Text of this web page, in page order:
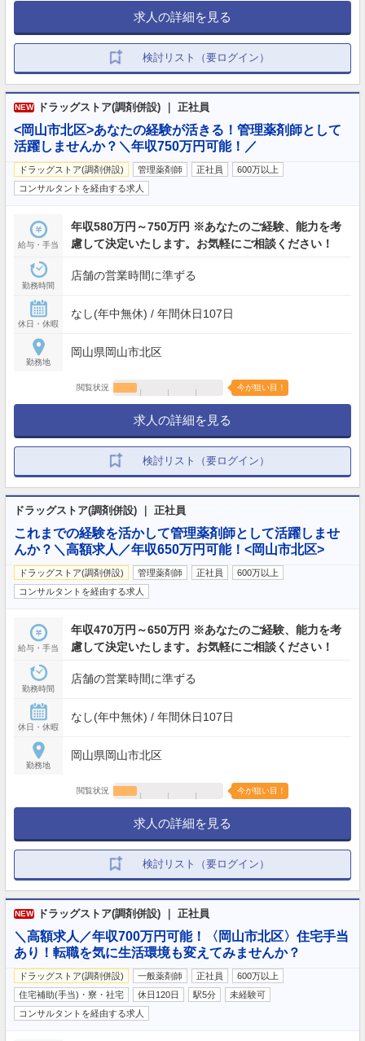
求人の詳細を見る
検討リスト（要ログイン）
NEW ドラッグストア(調剤併設) ｜ 正社員
<岡山市北区>あなたの経験が活きる！管理薬剤師として
活躍しませんか？＼年収750万円可能！／
ドラッグストア(調剤併設) 管理薬剤師 正社員
600万以上
コンサルタントを経由する求人
給与・手当
年収580万円～750万円 ※あなたのご経験、能力を考
慮して決定いたします。お気軽にご相談ください！
勤務時間
店舗の営業時間に準ずる
休日・休暇
なし(年中無休) / 年間休日107日
勤務地
岡山県岡山市北区
閲覧状況 今が狙い目！
求人の詳細を見る
検討リスト（要ログイン）
ドラッグストア(調剤併設) ｜ 正社員
これまでの経験を活かして管理薬剤師として活躍しませ
んか？＼高額求人／年収650万円可能！<岡山市北区>
ドラッグストア(調剤併設) 管理薬剤師 正社員
600万以上
コンサルタントを経由する求人
給与・手当
年収470万円～650万円 ※あなたのご経験、能力を考
慮して決定いたします。お気軽にご相談ください！
勤務時間
店舗の営業時間に準ずる
休日・休暇
なし(年中無休) / 年間休日107日
勤務地
岡山県岡山市北区
閲覧状況 今が狙い目！
求人の詳細を見る
検討リスト（要ログイン）
NEW ドラッグストア(調剤併設) ｜ 正社員
＼高額求人／年収700万円可能！〈岡山市北区〉住宅手当
あり！転職を気に生活環境も変えてみませんか？
ドラッグストア(調剤併設) 一般薬剤師 正社員
600万以上
住宅補助(手当)・寮・社宅
休日120日 駅5分
未経験可
コンサルタントを経由する求人